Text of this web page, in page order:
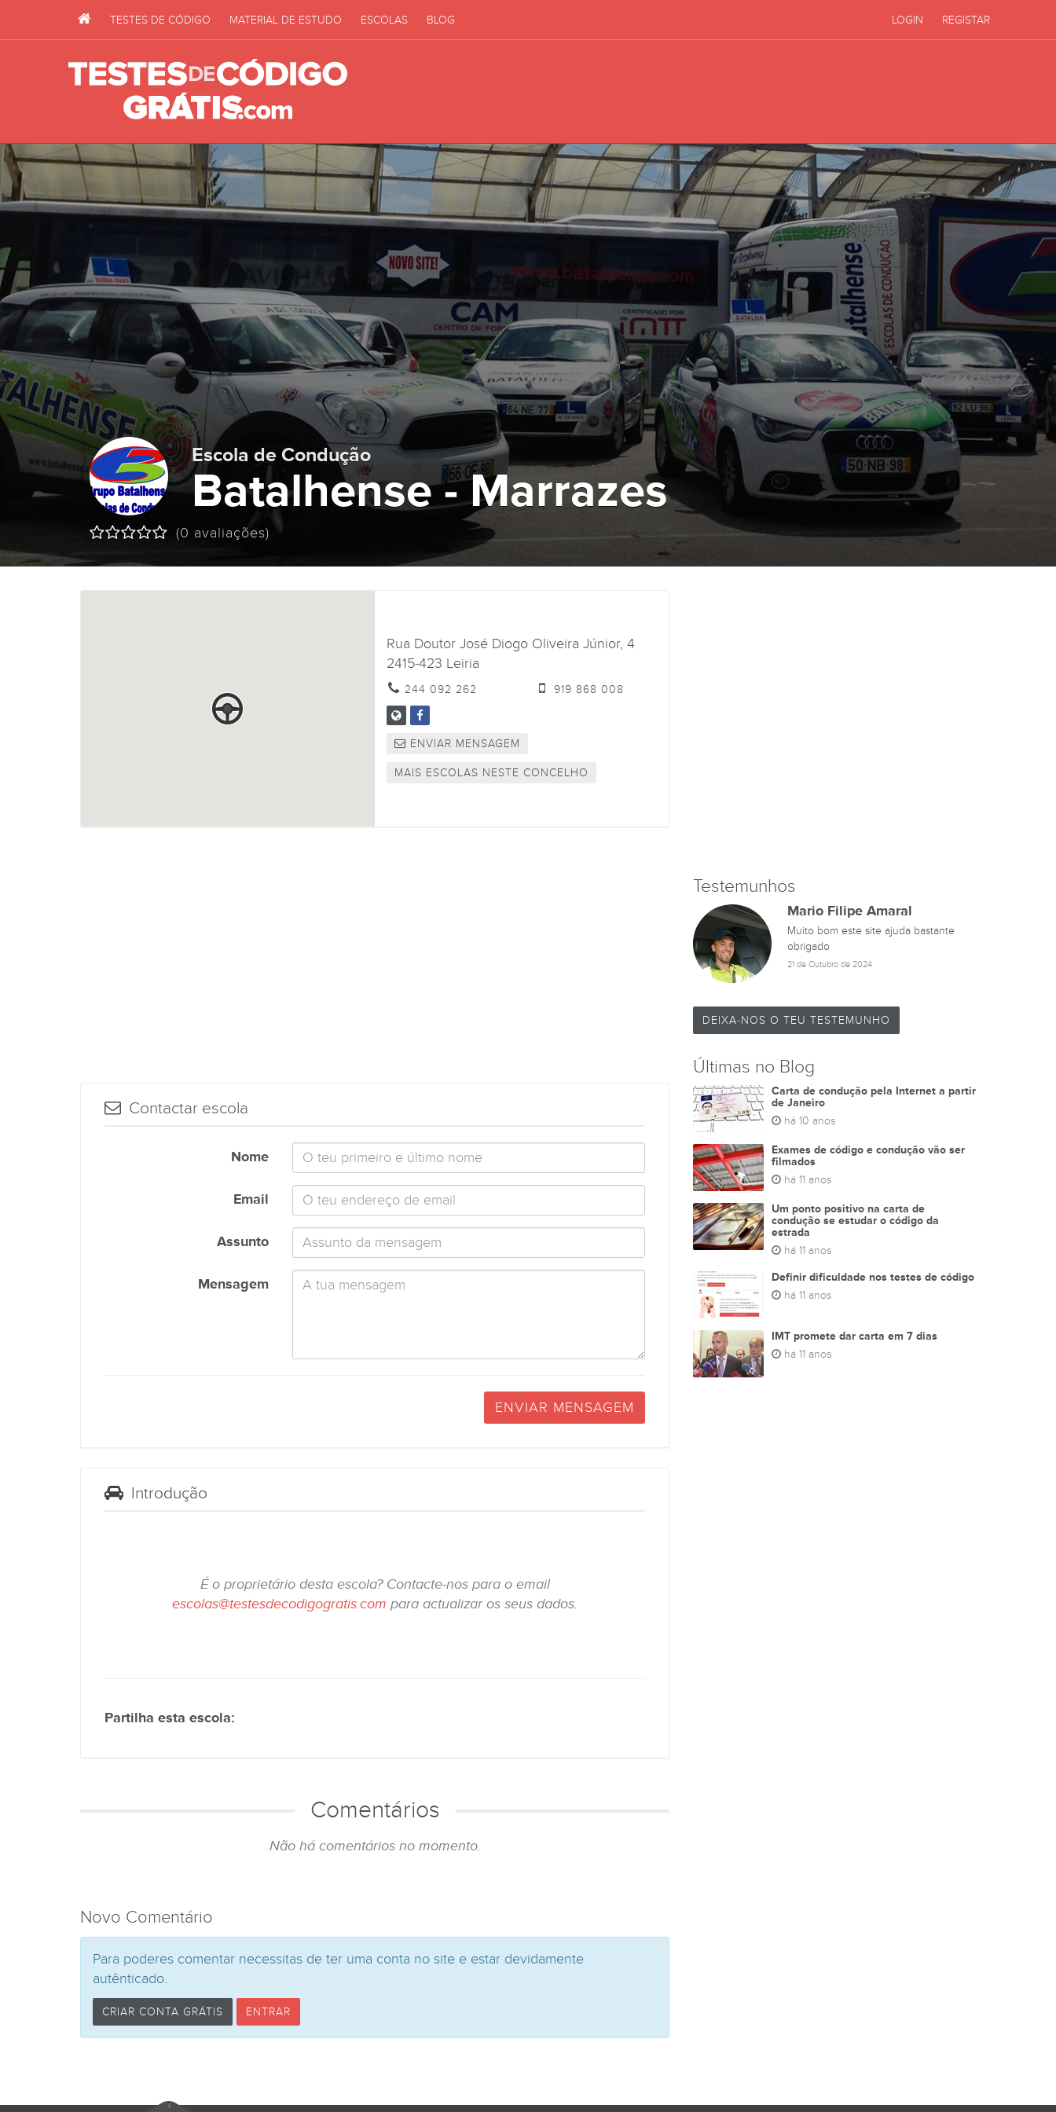
TESTES DE CÓDIGO MATERIAL DE ESTUDO ESCOLAS BLOG LOGIN REGISTAR
Escola de Condução
Batalhense - Marrazes
(0 avaliações)
Rua Doutor José Diogo Oliveira Júnior, 4
2415-423 Leiria
244 092 262 919 868 008
ENVIAR MENSAGEM
MAIS ESCOLAS NESTE CONCELHO
Contactar escola
Nome
Email
Assunto
Mensagem
ENVIAR MENSAGEM
Introdução
É o proprietário desta escola? Contacte-nos para o email
escolas@testesdecodigogratis.com para actualizar os seus dados.
Partilha esta escola:
Comentários
Não há comentários no momento.
Novo Comentário
Para poderes comentar necessitas de ter uma conta no site e estar devidamente
autênticado.
CRIAR CONTA GRÁTIS ENTRAR
Testemunhos
Mario Filipe Amaral
Muito bom este site ajuda bastante
obrigado
21 de Outubro de 2024
DEIXA-NOS O TEU TESTEMUNHO
Últimas no Blog
Carta de condução pela Internet a partir
de Janeiro
há 10 anos
Exames de código e condução vão ser
filmados
há 11 anos
Um ponto positivo na carta de
condução se estudar o código da
estrada
há 11 anos
Definir dificuldade nos testes de código
há 11 anos
IMT promete dar carta em 7 dias
há 11 anos